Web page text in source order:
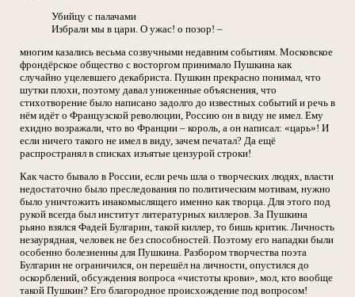
Убийцу с палачами
Избрали мы в цари. О ужас! о позор! –
многим казались весьма созвучными недавним событиям. Московское
фрондёрское общество с восторгом принимало Пушкина как
случайно уцелевшего декабриста. Пушкин прекрасно понимал, что
шутки плохи, поэтому давал униженные объяснения, что
стихотворение было написано задолго до известных событий и речь в
нём идёт о Французской революции, Россию он в виду не имел. Ему
ехидно возражали, что во Франции – король, а он написал: «царь»! И
если ничего такого не имел в виду, зачем печатал? Да ещё
распространял в списках изъятые цензурой строки!
Как часто бывало в России, если речь шла о творческих людях, власти
недостаточно было преследования по политическим мотивам, нужно
было уничтожить инакомыслящего именно как творца. Для этого под
рукой всегда был институт литературных киллеров. За Пушкина
рьяно взялся Фадей Булгарин, такой киллер, то бишь критик. Личность
незаурядная, человек не без способностей. Поэтому его нападки были
особенно болезненны для Пушкина. Разбором творчества поэта
Булгарин не ограничился, он перешёл на личности, опустился до
оскорблений, обсуждения вопроса «чистоты крови», мол, кто вообще
такой Пушкин? Его благородное происхождение под вопросом!